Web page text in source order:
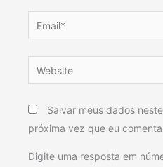
Email*
Website
Salvar meus dados
próxima vez que eu
Digite uma resposta em